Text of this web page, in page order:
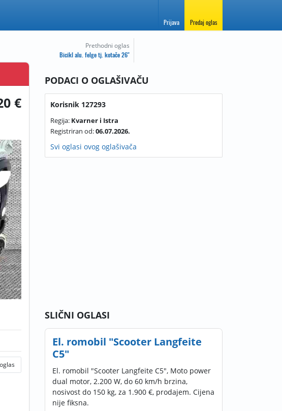
Prijava Predaj oglas
€
Prethodni oglas
Bicikl alu. felge tj. kotače 26"
PODACI O OGLAŠIVAČU
Korisnik 127293
Regija: Kvarner i Istra
Registriran od:06.07.2026.
Svi oglasi ovog oglašivača
SLIČNI OGLASI
El. romobil "Scooter Langfeite
C5"
El. romobil "Scooter Langfeite C5", Moto power
dual motor, 2.200 W, do 60 km/h brzina,
nosivost do 150 kg, za 1.900 €, prodajem. Cijena
nije fiksna.